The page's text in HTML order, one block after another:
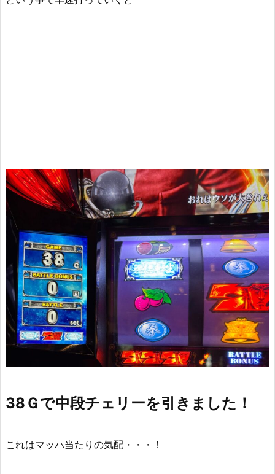
38Ｇで中段チェリーを引きました！
これはマッハ当たりの気配・・・！